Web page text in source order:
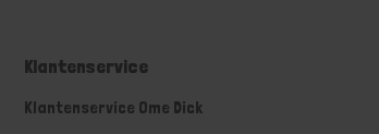
Klantenservice
Klantenservice Ome Dick